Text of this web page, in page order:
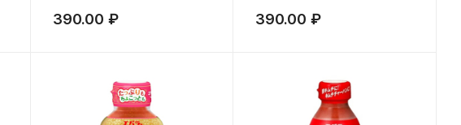
390.00 ₽ 390.00 ₽